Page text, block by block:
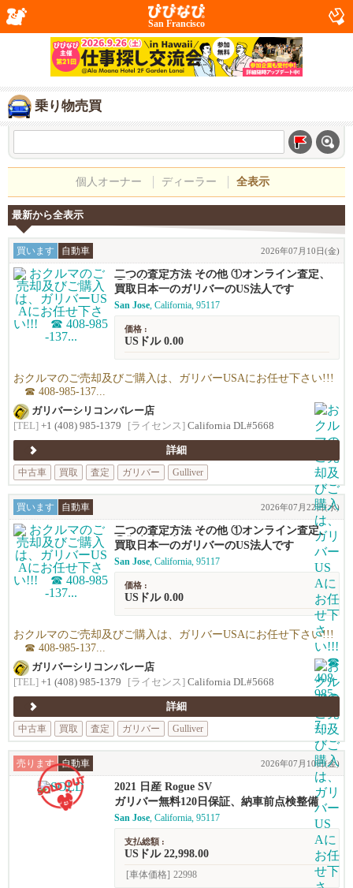
San Francisco
乗り物売買
個人オーナー ディーラー 全表示
最新から全表示
買います 自動車 2026年07月10日(金)
二つの査定方法 その他 ①オンライン査定、
②御来店査定
買取日本一のガリバーのUS法人です
San Jose, California, 95117
価格 :
USドル 0.00
おクルマのご売却及びご購入は、ガリバーUSAにお任せ下さい!!!
☎ 408-985-137...
ガリバーシリコンバレー店
[TEL] +1 (408) 985-1379 [ライセンス] California DL#5668
詳細
中古車
買取 査定 ガリバー Gulliver
買います 自動車 2026年07月22日(水)
二つの査定方法 その他 ①オンライン査定、
②御来店査定
買取日本一のガリバーのUS法人です
San Jose, California, 95117
価格 :
USドル 0.00
おクルマのご売却及びご購入は、ガリバーUSAにお任せ下さい!!!
☎ 408-985-137...
ガリバーシリコンバレー店
[TEL] +1 (408) 985-1379 [ライセンス] California DL#5668
詳細
中古車
買取 査定 ガリバー Gulliver
売ります 自動車 2026年07月10日(金)
2021 日産 Rogue SV
ガリバー無料120日保証、納車前点検整備
San Jose, California, 95117
支払総額 :
USドル 22,998.00
[車体価格] 22998